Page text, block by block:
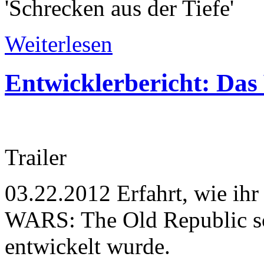
'Schrecken aus der Tiefe'
Weiterlesen
Entwicklerbericht: Das
Trailer
03.22.2012 Erfahrt, wie ihr
WARS: The Old Republic
entwickelt wurde.